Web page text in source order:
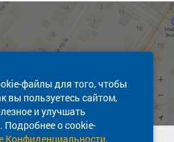
файлы для того, чтобы
вы пользуетесь сайтом,
и улучшать
Подробнее о cookie-
Конфиденциальности.